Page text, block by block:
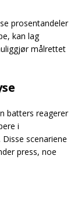
prosentandeler
kan lag
målrettet
batters reagerer
i
scenariene
press, noe